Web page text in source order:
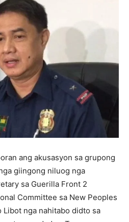
ang akusasyon sa grupong
giingong niluog nga
sa Guerilla Front 2
Committee sa New Peoples
nga nahitabo didto sa